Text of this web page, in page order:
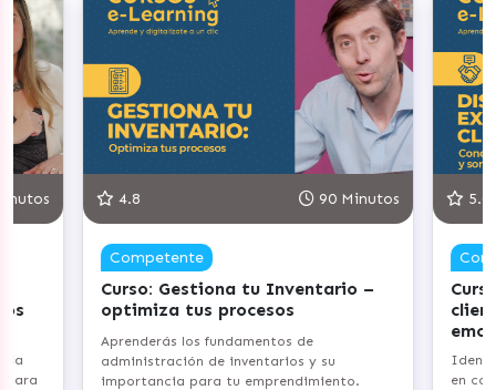
la
para
4.8 90 Minutos
Competente
Curso: Gestiona tu Inventario –
optimiza tus procesos
Aprenderás los fundamentos de
administración de inventarios y su
importancia para tu emprendimiento.
5.0
en